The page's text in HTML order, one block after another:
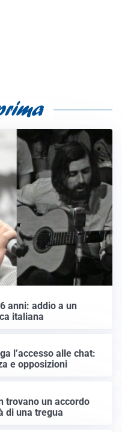
anni: addio a un
italiana
l’accesso alle chat:
e opposizioni
trovano un accordo
di una tregua